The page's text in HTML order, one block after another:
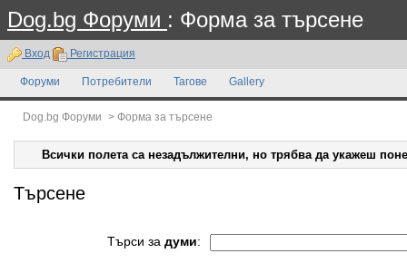
Dog.bg Форуми : Форма за търсене
Вход Регистрация
Форуми Потребители Тагове Gallery
Dog.bg Форуми > Форма за търсене
Всички полета са незадължителни, но трябва да укажеш
Търсене
Търси за думи: